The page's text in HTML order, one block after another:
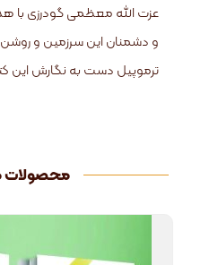
عزت الله معظمی گودرزی با
و دشمنان این سرزمین و
ترموپیل دست به نگارش این
محصولات